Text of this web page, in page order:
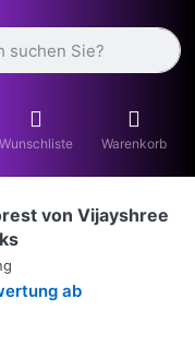
Suchbegriff ein.
Wunschliste Warenkorb
von Vijayshree
ab